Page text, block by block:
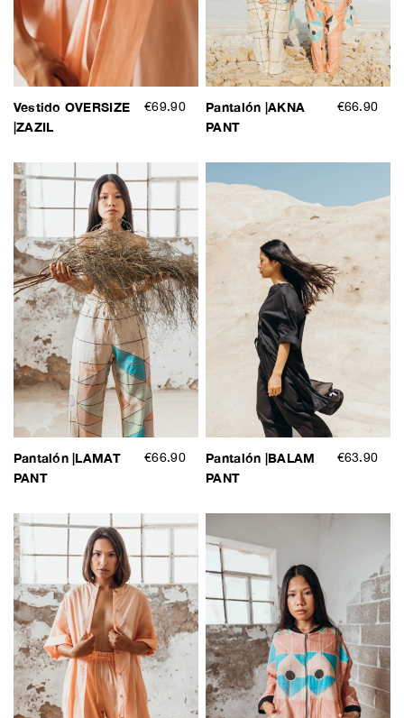
Vestido OVERSIZE
|ZAZIL
€69.90
Pantalón |AKNA
PANT
€66.90
Pantalón |LAMAT
PANT
€66.90
Pantalón |BALAM
PANT
€63.90